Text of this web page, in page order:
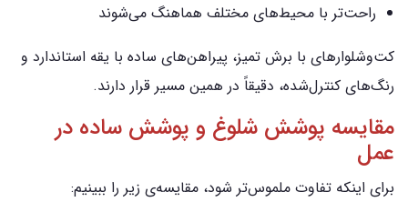
راحت‌تر با محیط‌های مختلف هماهنگ می‌شوند
کت‌وشلوارهای با برش تمیز، پیراهن‌های ساده با یقه استاندارد و
رنگ‌های کنترل‌شده، دقیقاً در همین مسیر قرار دارند.
مقایسه پوشش شلوغ و پوشش ساده در
عمل
برای اینکه تفاوت ملموس‌تر شود، مقایسه‌ی زیر را ببینیم: